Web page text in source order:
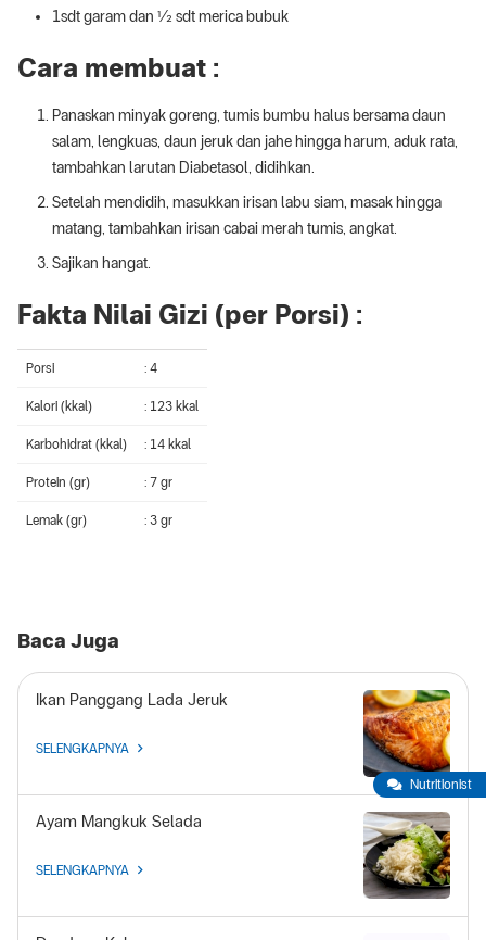
1sdt garam dan ½ sdt merica bubuk
Cara membuat :
Panaskan minyak goreng, tumis bumbu halus bersama daun
salam, lengkuas, daun jeruk dan jahe hingga harum, aduk rata,
tambahkan larutan Diabetasol, didihkan.
Setelah mendidih, masukkan irisan labu siam, masak hingga
matang, tambahkan irisan cabai merah tumis, angkat.
Sajikan hangat.
Fakta Nilai Gizi (per Porsi) :
Porsi : 4
Kalori (kkal) : 123 kkal
Karbohidrat (kkal) : 14 kkal
Protein (gr) : 7 gr
Lemak (gr) : 3 gr
Baca Juga
Ikan Panggang Lada Jeruk
SELENGKAPNYA
Ayam Mangkuk Selada
SELENGKAPNYA
Nutritionist